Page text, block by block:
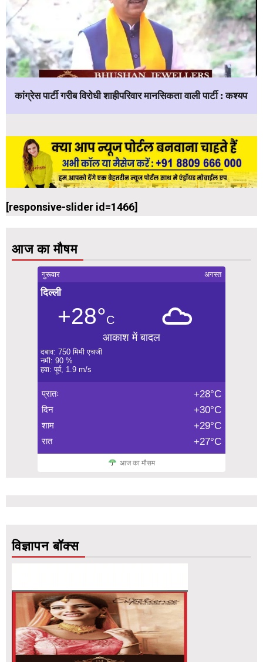
कांग्रेस पार्टी गरीब विरोधी शाहीपरिवार मानसिकता वाली पार्टी : कश्यप
[responsive-slider id=1466]
आज का मौषम
गुरूवार अगस्त
दिल्ली
+28°C
आकाश में बादल
दबाव: 750 मिमी एचजी
नमी: 90 %
हवा: पूर्व, 1.9 m/s
प्रातः +28°C
दिन +30°C
शाम +29°C
रात +27°C
आज का मौसम
विज्ञापन बॉक्स